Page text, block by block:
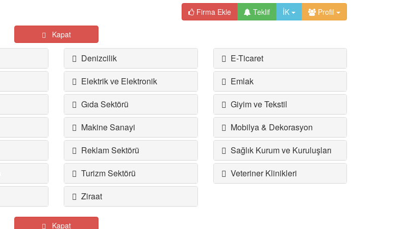
Firma Ekle Teklif İK Profil
Kapat
Denizcilik
Elektrik ve Elektronik
Gıda Sektörü
Makine Sanayi
Reklam Sektörü
Turizm Sektörü
Ziraat
E-Ticaret
Emlak
Giyim ve Tekstil
Mobilya & Dekorasyon
Sağlık Kurum ve Kuruluşları
Veteriner Klinikleri
Kapat